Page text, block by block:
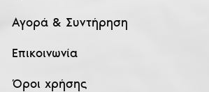
Αγορά & Συντήρηση
Επικοινωνία
Όροι χρήσης